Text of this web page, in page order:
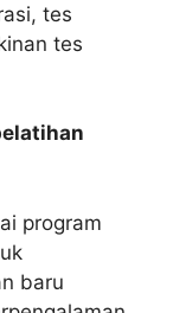
tes
tes
program
baru